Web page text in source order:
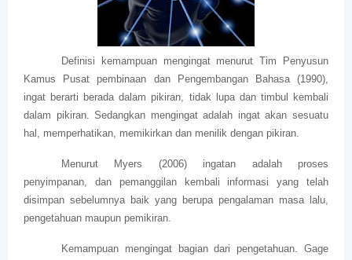
Definisi kemampuan mengingat menurut Tim Penyusun
Kamus Pusat pembinaan dan Pengembangan Bahasa (1990),
ingat berarti berada dalam pikiran, tidak lupa dan timbul kembali
dalam pikiran. Sedangkan mengingat adalah ingat akan sesuatu
hal, memperhatikan, memikirkan dan menilik dengan pikiran.
Menurut Myers (2006) ingatan adalah proses
penyimpanan, dan pemanggilan kembali informasi yang telah
disimpan sebelumnya baik yang berupa pengalaman masa lalu,
pengetahuan maupun pemikiran.
Kemampuan mengingat bagian dari pengetahuan. Gage